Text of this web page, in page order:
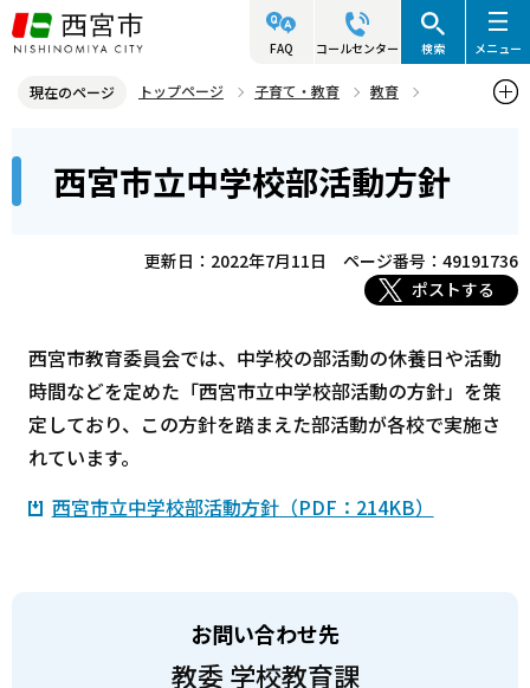
こ
の
ジ
先
FAQ コールセンター 検索 メニュー
現在のページ トップページ 子育て・教育
教育
西宮市立中学校部活動方針
こ
西宮市立中学校部活動方針
更新日：2022年7月11日
ページ番号：49191736
ポストする
西宮市教育委員会では、中学校の部活動の休養日や活動
時間などを定めた「西宮市立中学校部活動の方針」を策
定しており、この方針を踏まえた部活動が各校で実施さ
れています。
西宮市立中学校部活動方針（PDF：214KB）
お問い合わせ先
教委 学校教育課